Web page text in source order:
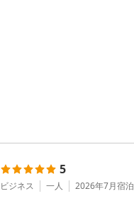
5
ビジネス 一人 2026年7月宿泊